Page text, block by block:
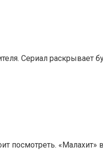
Сериал
посмотреть.